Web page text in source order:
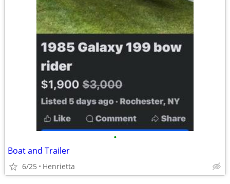
•
Boat and Trailer
6/25 Henrietta